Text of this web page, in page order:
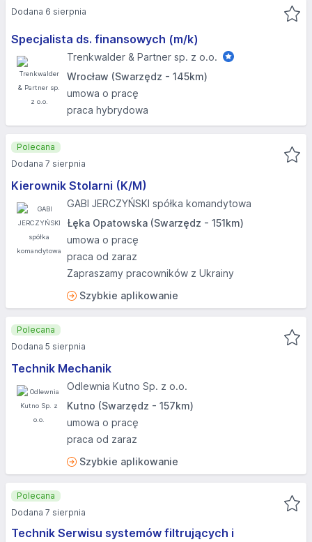
Specjalista ds. finansowych (m/k)
Trenkwalder & Partner sp. z o.o.
Wrocław (Swarzędz - 145km)
umowa o pracę
praca hybrydowa
Dodana 6 sierpnia
Kierownik Stolarni (K/M)
GABI JERCZYŃSKI spółka komandytowa
Łęka Opatowska (Swarzędz - 151km)
umowa o pracę
praca od zaraz
Zapraszamy pracowników z Ukrainy
Szybkie aplikowanie
Polecana
Dodana 7 sierpnia
Technik Mechanik
Odlewnia Kutno Sp. z o.o.
Kutno (Swarzędz - 157km)
umowa o pracę
praca od zaraz
Szybkie aplikowanie
Polecana
Dodana 5 sierpnia
Technik Serwisu systemów filtrujących i
Polecana
Dodana 7 sierpnia